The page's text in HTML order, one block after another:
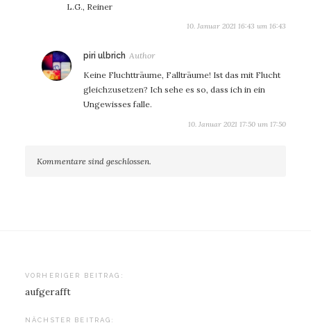
L.G., Reiner
10. Januar 2021 16:43 um 16:43
piri ulbrich sagt:
Keine Fluchtträume, Fallträume! Ist das mit Flucht
gleichzusetzen? Ich sehe es so, dass ich in ein
Ungewisses falle.
10. Januar 2021 17:50 um 17:50
Kommentare sind geschlossen.
Beitragsnavigation
VORHERIGER BEITRAG:
aufgerafft
NÄCHSTER BEITRAG: